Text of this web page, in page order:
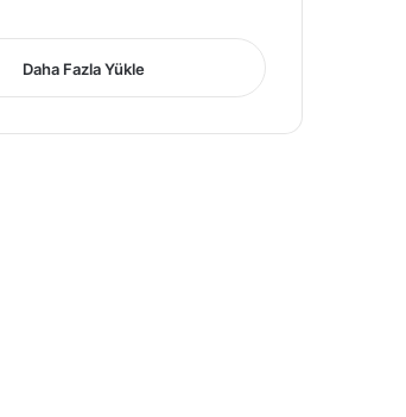
Daha Fazla Yükle